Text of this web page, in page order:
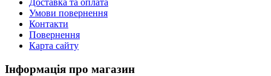
Умови повернення
Контакти
Повернення
Карта сайту
Інформація про магазин